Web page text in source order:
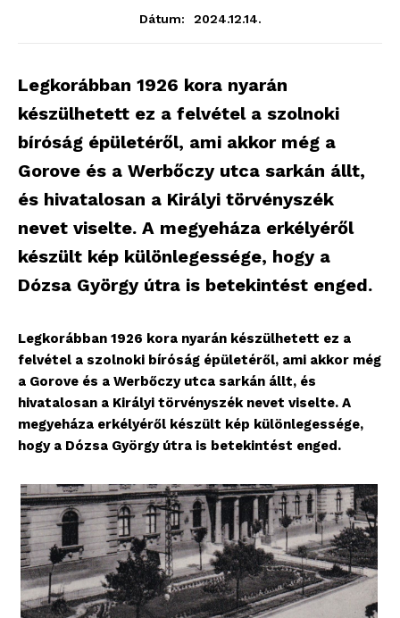
Dátum: 2024.12.14.
Legkorábban 1926 kora nyarán
készülhetett ez a felvétel a szolnoki
bíróság épületéről, ami akkor még a
Gorove és a Werbőczy utca sarkán állt,
és hivatalosan a Királyi törvényszék
nevet viselte. A megyeháza erkélyéről
készült kép különlegessége, hogy a
Dózsa György útra is betekintést enged.
Legkorábban 1926 kora nyarán készülhetett ez a
felvétel a szolnoki bíróság épületéről, ami akkor még
a Gorove és a Werbőczy utca sarkán állt, és
hivatalosan a Királyi törvényszék nevet viselte. A
megyeháza erkélyéről készült kép különlegessége,
hogy a Dózsa György útra is betekintést enged.